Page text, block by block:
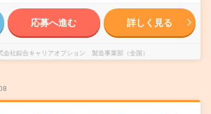
応募へ進む 詳しく見る
会社綜合キャリアオプション 製造事業部（全国）